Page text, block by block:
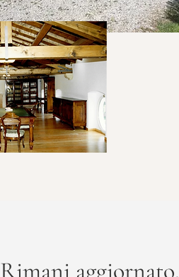
Rimani aggiornato,